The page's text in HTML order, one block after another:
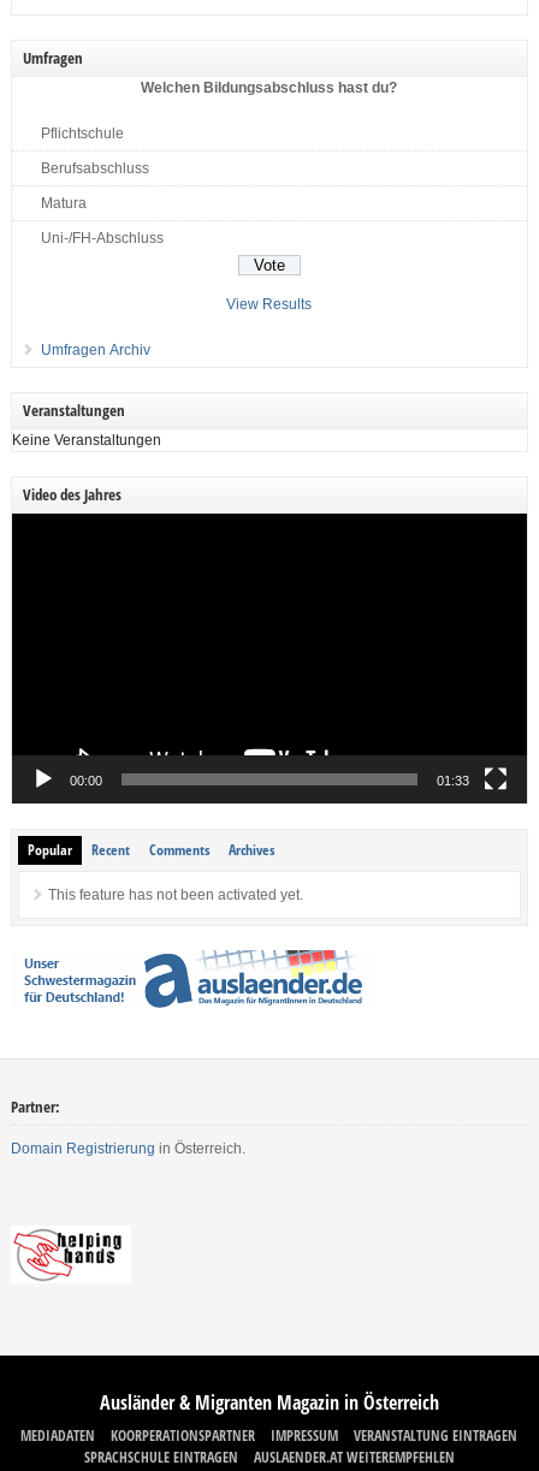
Umfragen
Welchen Bildungsabschluss hast du?
Pflichtschule
Berufsabschluss
Matura
Uni-/FH-Abschluss
View Results
Umfragen Archiv
Veranstaltungen
Keine Veranstaltungen
Video des Jahres
00:00 01:33
Popular Recent Comments Archives
This feature has not been activated yet.
Partner:
Domain Registrierung in Österreich.
Ausländer & Migranten Magazin in Österreich
MEDIADATEN KOORPERATIONSPARTNER IMPRESSUM
VERANSTALTUNG EINTRAGEN
SPRACHSCHULE EINTRAGEN
AUSLAENDER.AT WEITEREMPFEHLEN